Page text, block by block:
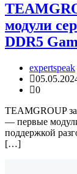
модули
DDR5
expertspeak
0
TEAMGROUP
— первые
поддержкой
[…]